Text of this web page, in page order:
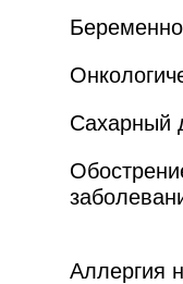
Сахарный
Аллергия